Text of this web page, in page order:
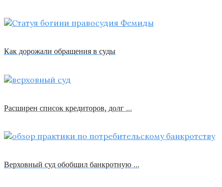
Как дорожали обращения в суды
Расширен список кредиторов, долг …
Верховный суд обобщил банкротную …